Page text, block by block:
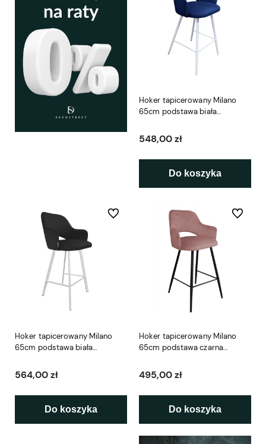
Hoker tapicerowany Milano
65cm podstawa biała
548,00 zł
Do koszyka
Hoker tapicerowany Milano
65cm podstawa biała
564,00 zł
Do koszyka
Do ulubionych
Hoker tapicerowany Milano
65cm podstawa czarna
495,00 zł
Do koszyka
Do